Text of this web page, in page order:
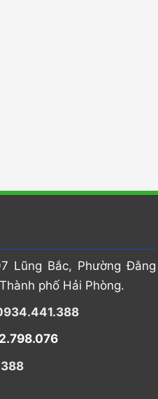
Lũng Bắc, Phường Đằng
phố Hải Phòng.